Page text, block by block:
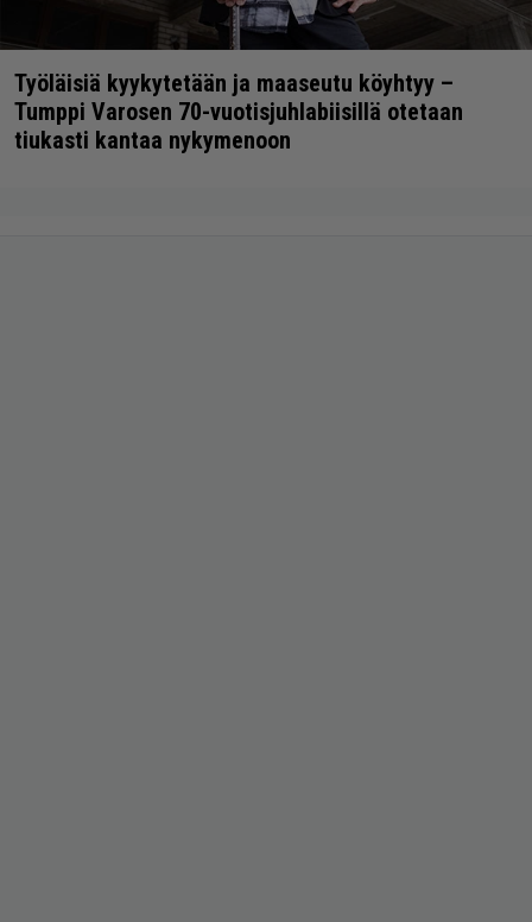
Työläisiä kyykytetään ja maaseutu köyhtyy –
Tumppi Varosen 70-vuotisjuhlabiisillä otetaan
tiukasti kantaa nykymenoon